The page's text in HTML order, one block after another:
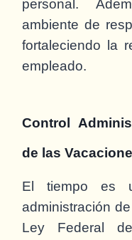
personal.
ambiente de
fortaleciendo la
empleado.
Control
de las
El tiempo es
administración
Ley Federal